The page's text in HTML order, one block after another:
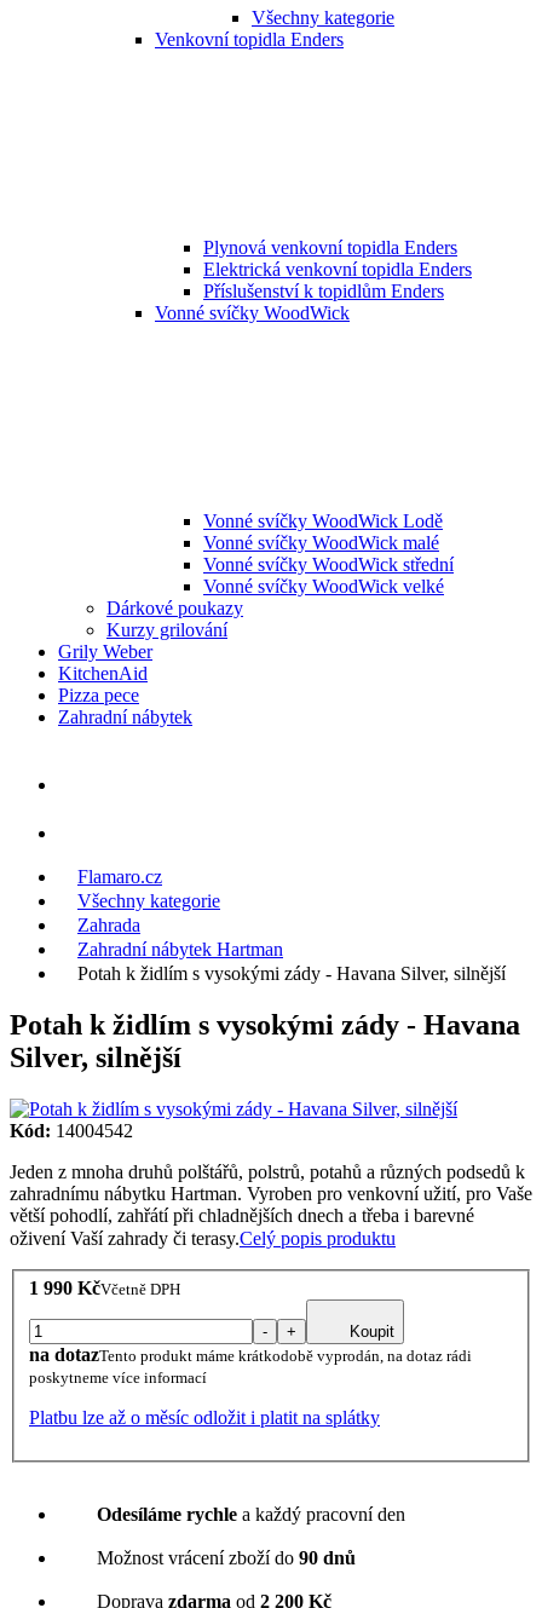
Všechny kategorie
Venkovní topidla Enders
Plynová venkovní topidla Enders
Elektrická venkovní topidla Enders
Příslušenství k topidlům Enders
Vonné svíčky WoodWick
Vonné svíčky WoodWick Lodě
Vonné svíčky WoodWick malé
Vonné svíčky WoodWick střední
Vonné svíčky WoodWick velké
Dárkové poukazy
Kurzy grilování
Grily Weber
KitchenAid
Pizza pece
Zahradní nábytek
Flamaro.cz
Všechny kategorie
Zahrada
Zahradní nábytek Hartman
Potah k židlím s vysokými zády - Havana Silver, silnější
Potah k židlím s vysokými zády - Havana
Silver, silnější
Kód: 14004542
Jeden z mnoha druhů polštářů, polstrů, potahů a různých podsedů k
zahradnímu nábytku Hartman. Vyroben pro venkovní užití, pro Vaše
větší pohodlí, zahřátí při chladnějších dnech a třeba i barevné
oživení Vaší zahrady či terasy.Celý popis produktu
1 990 KčVčetně DPH
- + Koupit
na dotazTento produkt máme krátkodobě vyprodán, na dotaz rádi
poskytneme více informací
Platbu lze až o měsíc odložit i platit na splátky
Odesíláme rychle a každý pracovní den
Možnost vrácení zboží do 90 dnů
Doprava zdarma od 2 200 Kč